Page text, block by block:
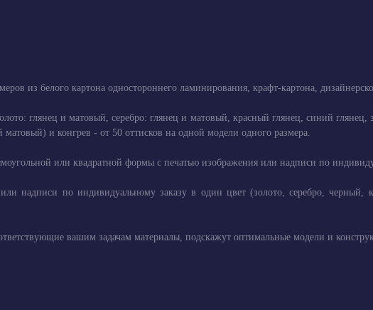
из белого картона одностороннего ламинирования, крафт-картона,
глянец и матовый, серебро: глянец и матовый, красный глянец, синий
и конгрев - от 50 оттисков на одной модели одного размера.
или квадратной формы с печатью изображения или надписи по
надписи по индивидуальному заказу в один цвет (золото, серебро,
вашим задачам материалы, подскажут оптимальные модели и